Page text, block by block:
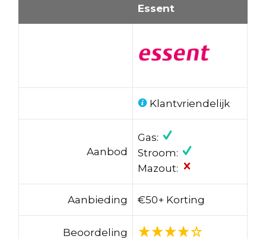
Essent
Klantvriendelijk
Aanbod
Gas:
Stroom:
Mazout:
Aanbieding €50+ Korting
Beoordeling